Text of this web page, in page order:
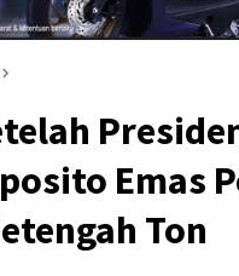
Emas
Ton